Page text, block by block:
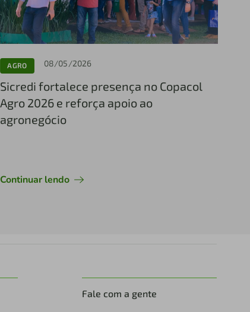
AGRO 08/05/2026
Sicredi fortalece presença no Copacol
Agro 2026 e reforça apoio ao
agronegócio
Continuar lendo
Fale com a gente